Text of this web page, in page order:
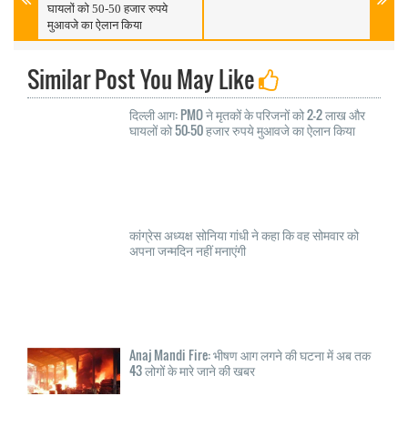
घायलों को 50-50 हजार रुपये
मुआवजे का ऐलान किया
Similar Post You May Like
दिल्ली आग: PMO ने मृतकों के परिजनों को 2-2 लाख और
घायलों को 50-50 हजार रुपये मुआवजे का ऐलान किया
कांग्रेस अध्यक्ष सोनिया गांधी ने कहा कि वह सोमवार को
अपना जन्मदिन नहीं मनाएंगी
Anaj Mandi Fire: भीषण आग लगने की घटना में अब तक
43 लोगों के मारे जाने की खबर